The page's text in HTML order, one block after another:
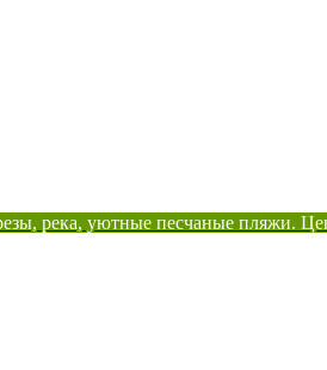
река, уютные песчаные пляжи.